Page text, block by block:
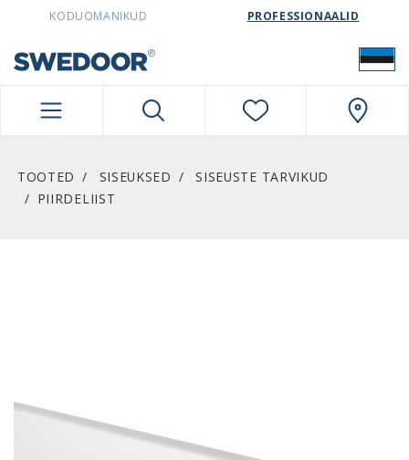
SWEDOORESTONIA NAVIGATION
KODUOMANIKUD PROFESSIONAALID
TOOTED SISEUKSED
SISEUSTE TARVIKUD
PIIRDELIIST